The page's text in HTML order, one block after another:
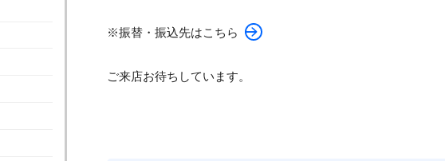
※振替・振込先はこちら
ご来店お待ちしています。